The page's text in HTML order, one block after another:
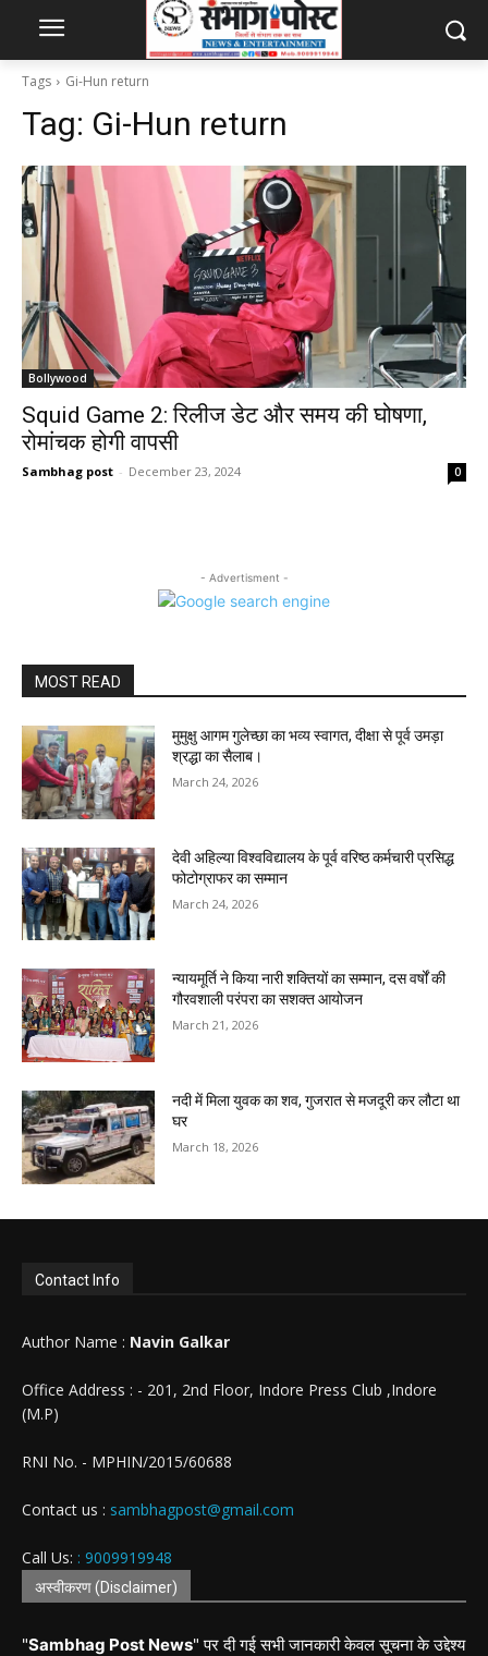
Tags Gi-Hun return
Tag: Gi-Hun return
Bollywood
Squid Game 2: रिलीज डेट और समय की घोषणा,
रोमांचक होगी वापसी
Sambhag post - December 23, 2024 0
- Advertisment -
MOST READ
मुमुक्षु आगम गुलेच्छा का भव्य स्वागत, दीक्षा से पूर्व उमड़ा
श्रद्धा का सैलाब।
March 24, 2026
देवी अहिल्या विश्वविद्यालय के पूर्व वरिष्ठ कर्मचारी प्रसिद्ध
फोटोग्राफर का सम्मान
March 24, 2026
न्यायमूर्ति ने किया नारी शक्तियों का सम्मान, दस वर्षों की
गौरवशाली परंपरा का सशक्त आयोजन
March 21, 2026
नदी में मिला युवक का शव, गुजरात से मजदूरी कर लौटा था
घर
March 18, 2026
Contact Info
Author Name : Navin Galkar
Office Address : - 201, 2nd Floor, Indore Press Club ,Indore
(M.P)
RNI No. - MPHIN/2015/60688
Contact us : sambhagpost@gmail.com
Call Us: : 9009919948
अस्वीकरण (Disclaimer)
"Sambhag Post News" पर दी गई सभी जानकारी केवल सूचना के उद्देश्य